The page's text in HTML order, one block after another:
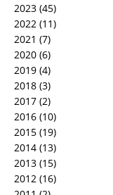
2023 (45)
2022 (11)
2021 (7)
2020 (6)
2019 (4)
2018 (3)
2017 (2)
2016 (10)
2015 (19)
2014 (13)
2013 (15)
2012 (16)